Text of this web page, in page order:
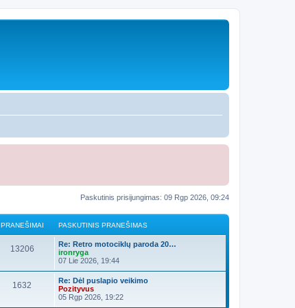
Paskutinis prisijungimas: 09 Rgp 2026, 09:24
PRANEŠIMAI PASKUTINIS PRANEŠIMAS
13206
Re: Retro motociklų paroda 20…
ironryga
07 Lie 2026, 19:44
1632
Re: Dėl puslapio veikimo
Pozityvus
05 Rgp 2026, 19:22